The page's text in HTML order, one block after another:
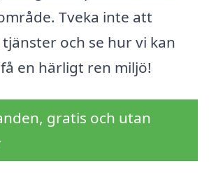
Tveka inte att
och se hur vi kan
en härligt ren miljö!
gratis och utan